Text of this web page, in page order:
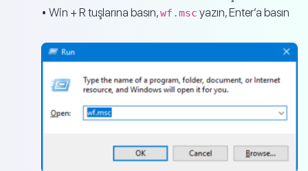
• Win + R tuşlarına basın,wf.msc yazın, Enter’a basın